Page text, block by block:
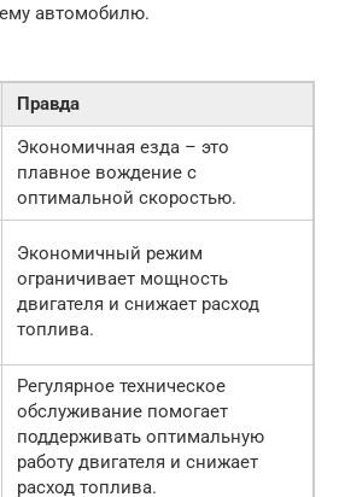
автомобилю.
Правда
Экономичная езда – это
плавное вождение с
оптимальной скоростью.
Экономичный режим
ограничивает мощность
двигателя и снижает расход
топлива.
Регулярное техническое
обслуживание помогает
поддерживать оптимальную
работу двигателя и снижает
расход топлива.